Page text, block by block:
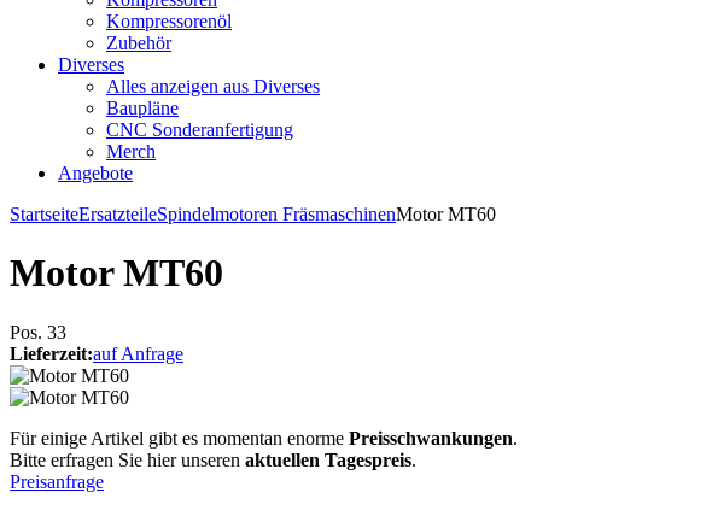
Kompressorenöl
Zubehör
Diverses
Alles anzeigen aus Diverses
Baupläne
CNC Sonderanfertigung
Merch
Angebote
StartseiteErsatzteileSpindelmotoren FräsmaschinenMotor MT60
Motor MT60
Pos. 33
Lieferzeit:auf Anfrage
Für einige Artikel gibt es momentan enorme Preisschwankungen.
Bitte erfragen Sie hier unseren aktuellen Tagespreis.
Preisanfrage